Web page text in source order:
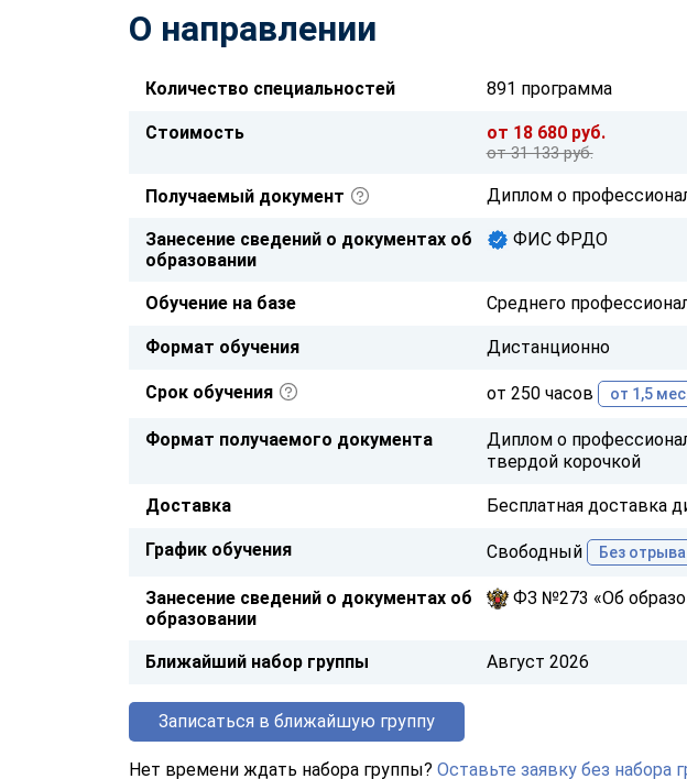
О направлении
Количество специальностей 891 программа
Стоимость от 18 680 руб.
от 31 133 руб.
Получаемый документ Диплом о
Занесение сведений о документах об
образовании
ФИС ФРДО
Обучение на базе Среднего
Формат обучения Дистанционно
Срок обучения от 250 часов от 1,5
Формат получаемого документа
Диплом о
твердой корочкой
Доставка Бесплатная доставка
График обучения Свободный Без
Занесение сведений о документах об
образовании
ФЗ №273 «Об
Ближайший набор группы Август 2026
Записаться в ближайшую группу
Нет времени ждать набора группы? Оставьте заявку без набора